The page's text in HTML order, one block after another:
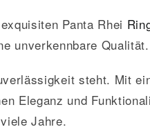
Panta Rhei
unverkennbare Qualität.
steht. Mit
Eleganz und
Jahre.